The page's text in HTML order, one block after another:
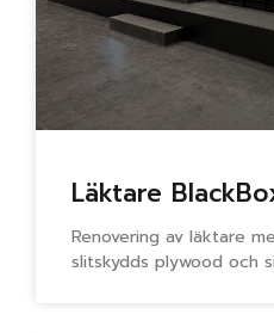
Läktare
Renovering av läktare
slitskydds plywood och